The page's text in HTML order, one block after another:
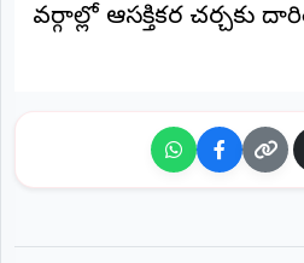
వర్గాల్లో ఆసక్తికర చర్చకు